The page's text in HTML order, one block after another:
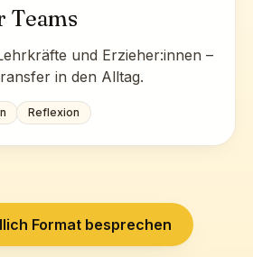
Teams
und Erzieher:innen –
in den Alltag.
Reflexion
Format besprechen